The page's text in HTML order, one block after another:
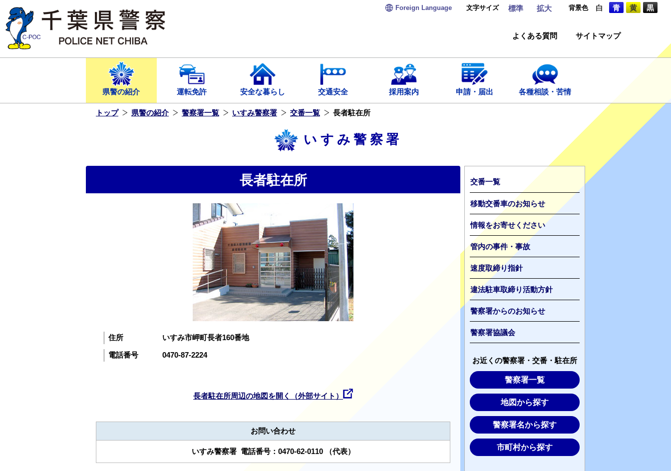
ス
キ
ま
Foreign Language 文字サイズ 標準 拡大 背景色 白 青 黄 黒
よくある質問 サイトマップ
県警の紹介 運転免許 安全な暮らし 交通安全 採用案内 申請・届出 各種相談・苦情
トップ 県警の紹介 警察署一覧 いすみ警察署 交番一覧 長者駐在所
いすみ警察署
長者駐在所
住所 いすみ市岬町長者160番地
電話番号 0470-87-2224
長者駐在所周辺の地図を開く（外部サイト）
お問い合わせ
いすみ警察署 電話番号： 0470-62-0110（代表）
交番一覧
移動交番車のお知らせ
情報をお寄せください
管内の事件・事故
速度取締り指針
違法駐車取締り活動方針
警察署からのお知らせ
警察署協議会
お近くの警察署・交番・駐在所
警察署一覧
地図から探す
警察署名から探す
市町村から探す